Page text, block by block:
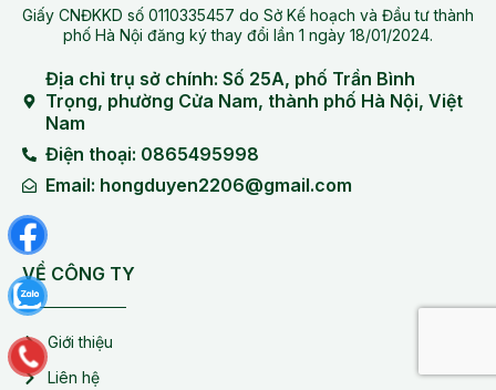
Giấy CNĐKKD số 0110335457 do Sở Kế hoạch và Đầu tư thành
phố Hà Nội đăng ký thay đổi lần 1 ngày 18/01/2024.
Địa chỉ trụ sở chính: Số 25A, phố Trần Bình
Trọng, phường Cửa Nam, thành phố Hà Nội, Việt
Nam
Điện thoại: 0865495998
Email: hongduyen2206@gmail.com
VỀ CÔNG TY
Giới thiệu
Liên hệ